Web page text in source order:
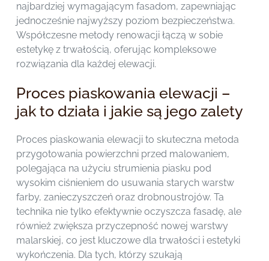
najbardziej wymagającym fasadom, zapewniając
jednocześnie najwyższy poziom bezpieczeństwa.
Współczesne metody renowacji łączą w sobie
estetykę z trwałością, oferując kompleksowe
rozwiązania dla każdej elewacji.
Proces piaskowania elewacji –
jak to działa i jakie są jego zalety
Proces piaskowania elewacji to skuteczna metoda
przygotowania powierzchni przed malowaniem,
polegająca na użyciu strumienia piasku pod
wysokim ciśnieniem do usuwania starych warstw
farby, zanieczyszczeń oraz drobnoustrojów. Ta
technika nie tylko efektywnie oczyszcza fasadę, ale
również zwiększa przyczepność nowej warstwy
malarskiej, co jest kluczowe dla trwałości i estetyki
wykończenia. Dla tych, którzy szukają